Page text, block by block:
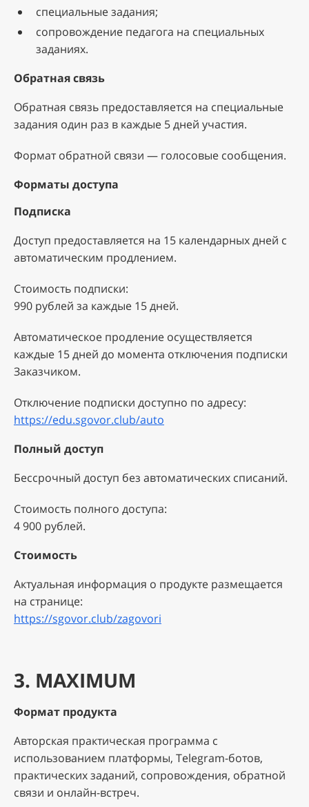
специальные задания;
сопровождение педагога на специальных
заданиях.
Обратная связь
Обратная связь предоставляется на специальные
задания один раз в каждые 5 дней участия.
Формат обратной связи — голосовые сообщения.
Форматы доступа
Подписка
Доступ предоставляется на 15 календарных дней с
автоматическим продлением.
Стоимость подписки:
990 рублей за каждые 15 дней.
Автоматическое продление осуществляется
каждые 15 дней до момента отключения подписки
Заказчиком.
Отключение подписки доступно по адресу:
https://edu.sgovor.club/auto
Полный доступ
Бессрочный доступ без автоматических списаний.
Стоимость полного доступа:
4 900 рублей.
Стоимость
Актуальная информация о продукте размещается
на странице:
https://sgovor.club/zagovori
3. MAXIMUM
Формат продукта
Авторская практическая программа с
использованием платформы, Telegram-ботов,
практических заданий, сопровождения, обратной
связи и онлайн-встреч.